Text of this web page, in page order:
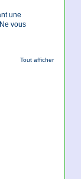
une
vous
Tout afficher